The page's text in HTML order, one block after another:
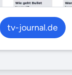
tv-journal.de